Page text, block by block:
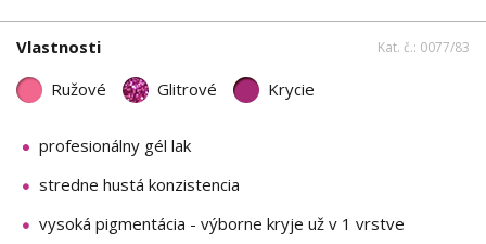
Vlastnosti Kat. č.: 0077/83
Ružové Glitrové Krycie
profesionálny gél lak
stredne hustá konzistencia
vysoká pigmentácia - výborne kryje už v 1 vrstve